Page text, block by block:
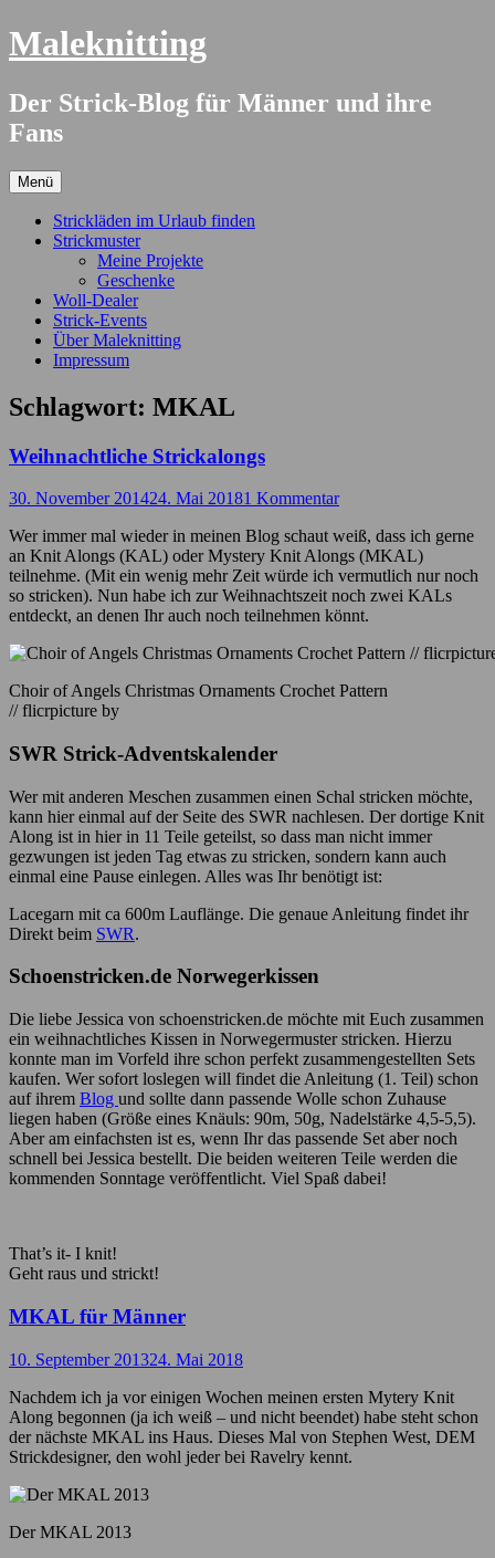
Springe
zum
Maleknitting
Der Strick-Blog für Männer und ihre
Fans
Menü
Strickläden im Urlaub finden
Strickmuster
Meine Projekte
Geschenke
Woll-Dealer
Strick-Events
Über Maleknitting
Impressum
Schlagwort: MKAL
Weihnachtliche Strickalongs
30. November 201424. Mai 20181 Kommentar
Wer immer mal wieder in meinen Blog schaut weiß, dass ich gerne
an Knit Alongs (KAL) oder Mystery Knit Alongs (MKAL)
teilnehme. (Mit ein wenig mehr Zeit würde ich vermutlich nur noch
so stricken). Nun habe ich zur Weihnachtszeit noch zwei KALs
entdeckt, an denen Ihr auch noch teilnehmen könnt.
Choir of Angels Christmas Ornaments Crochet Pattern
// flicrpicture by
SWR Strick-Adventskalender
Wer mit anderen Meschen zusammen einen Schal stricken möchte,
kann hier einmal auf der Seite des SWR nachlesen. Der dortige Knit
Along ist in hier in 11 Teile geteilst, so dass man nicht immer
gezwungen ist jeden Tag etwas zu stricken, sondern kann auch
einmal eine Pause einlegen. Alles was Ihr benötigt ist:
Lacegarn mit ca 600m Lauflänge. Die genaue Anleitung findet ihr
Direkt beim SWR.
Schoenstricken.de Norwegerkissen
Die liebe Jessica von schoenstricken.de möchte mit Euch zusammen
ein weihnachtliches Kissen in Norwegermuster stricken. Hierzu
konnte man im Vorfeld ihre schon perfekt zusammengestellten Sets
kaufen. Wer sofort loslegen will findet die Anleitung (1. Teil) schon
auf ihrem Blog und sollte dann passende Wolle schon Zuhause
liegen haben (Größe eines Knäuls: 90m, 50g, Nadelstärke 4,5-5,5).
Aber am einfachsten ist es, wenn Ihr das passende Set aber noch
schnell bei Jessica bestellt. Die beiden weiteren Teile werden die
kommenden Sonntage veröffentlicht. Viel Spaß dabei!
That’s it- I knit!
Geht raus und strickt!
MKAL für Männer
10. September 201324. Mai 2018
Nachdem ich ja vor einigen Wochen meinen ersten Mytery Knit
Along begonnen (ja ich weiß – und nicht beendet) habe steht schon
der nächste MKAL ins Haus. Dieses Mal von Stephen West, DEM
Strickdesigner, den wohl jeder bei Ravelry kennt.
Der MKAL 2013